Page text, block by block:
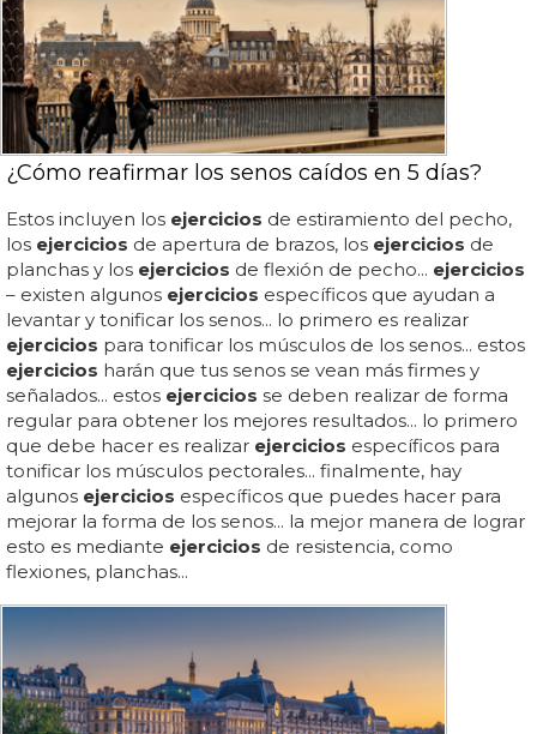
¿Cómo reafirmar los senos caídos en 5 días?
Estos incluyen los ejercicios de estiramiento del pecho,
los ejercicios de apertura de brazos, los ejercicios de
planchas y los ejercicios de flexión de pecho... ejercicios
– existen algunos ejercicios específicos que ayudan a
levantar y tonificar los senos... lo primero es realizar
ejercicios para tonificar los músculos de los senos... estos
ejercicios harán que tus senos se vean más firmes y
señalados... estos ejercicios se deben realizar de forma
regular para obtener los mejores resultados... lo primero
que debe hacer es realizar ejercicios específicos para
tonificar los músculos pectorales... finalmente, hay
algunos ejercicios específicos que puedes hacer para
mejorar la forma de los senos... la mejor manera de lograr
esto es mediante ejercicios de resistencia, como
flexiones, planchas...